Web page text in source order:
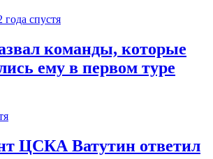
года спустя
команды, которые
ему в первом туре
ЦСКА Ватутин ответил